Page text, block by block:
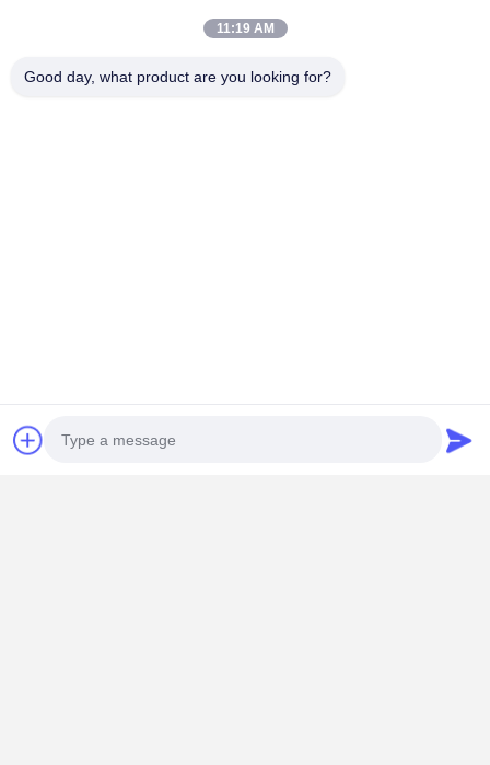
스크린 인쇄 에멀젼
+86-13592763593
11:19 AM
Good day, what product are you looking for?